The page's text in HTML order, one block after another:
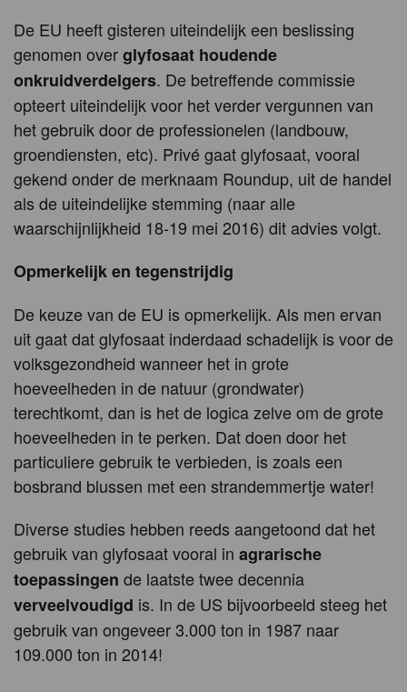
De EU heeft gisteren uiteindelijk een beslissing
genomen overglyfosaat houdende
onkruidverdelgers. De betreffende commissie
opteert uiteindelijk voor het verder vergunnen van
het gebruik door de professionelen (landbouw,
groendiensten, etc). Privé gaat glyfosaat, vooral
gekend onder de merknaam Roundup, uit de handel
als de uiteindelijke stemming (naar alle
waarschijnlijkheid 18-19 mei 2016) dit advies volgt.
Opmerkelijk en tegenstrijdig
De keuze van de EU is opmerkelijk. Als men ervan
uit gaat dat glyfosaat inderdaad schadelijk is voor de
volksgezondheid wanneer het in grote
hoeveelheden in de natuur (grondwater)
terechtkomt, dan is het de logica zelve om de grote
hoeveelheden in te perken. Dat doen door het
particuliere gebruik te verbieden, is zoals een
bosbrand blussen met een strandemmertje water!
Diverse studies hebben reeds aangetoond dat het
gebruik van glyfosaat vooral in agrarische
toepassingen de laatste twee decennia
verveelvoudigd is. In de US bijvoorbeeld steeg het
gebruik van ongeveer 3.000 ton in 1987 naar
109.000 ton in 2014!